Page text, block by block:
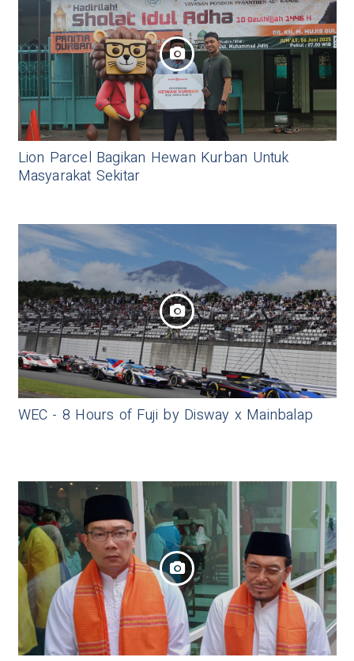
Lion Parcel Bagikan Hewan Kurban Untuk
Masyarakat Sekitar
WEC - 8 Hours of Fuji by Disway x Mainbalap